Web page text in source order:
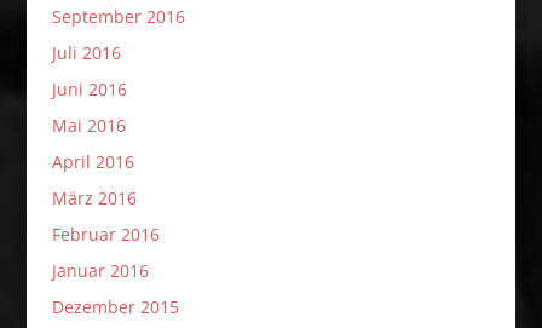
September 2016
Juli 2016
Juni 2016
Mai 2016
April 2016
März 2016
Februar 2016
Januar 2016
Dezember 2015